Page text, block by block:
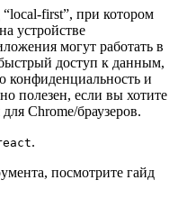
first”, при котором
устройстве
могут работать в
доступ к данным,
конфиденциальность и
полезен, если вы хотите
Chrome/браузеров.
.
посмотрите гайд